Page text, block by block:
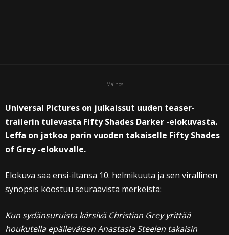
Mainos
Universal Pictures on julkaissut uuden teaser-
trailerin tulevasta Fifty Shades Darker -elokuvasta.
Leffa on jatkoa parin vuoden takaiselle Fifty Shades
of Grey -elokuvalle.
Elokuva saa ensi-iltansa 10. helmikuuta ja sen virallinen
synopsis koostuu seuraavista merkeistä:
Kun sydänsuruista kärsivä Christian Grey yrittää
houkutella epäileväisen Anastasia Steelen takaisin